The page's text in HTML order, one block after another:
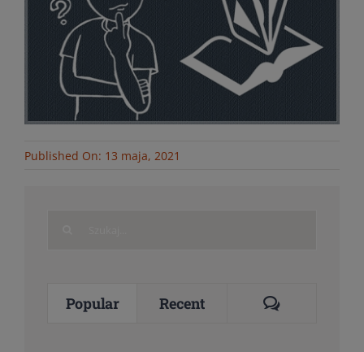
Published On: 13 maja, 2021
Popular Recent Comments